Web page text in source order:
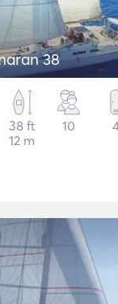
38
38 ft
12 m
10